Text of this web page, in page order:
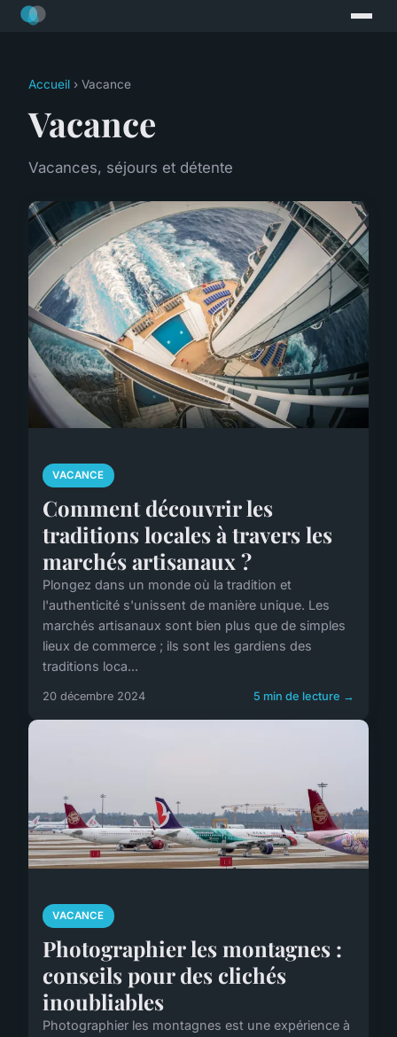
Accueil › Vacance
Vacance
Vacances, séjours et détente
VACANCE
Comment découvrir les
traditions locales à travers les
marchés artisanaux ?
Plongez dans un monde où la tradition et
l'authenticité s'unissent de manière unique. Les
marchés artisanaux sont bien plus que de simples
lieux de commerce ; ils sont les gardiens des
traditions loca...
20 décembre 2024 5 min de lecture →
VACANCE
Photographier les montagnes :
conseils pour des clichés
inoubliables
Photographier les montagnes est une expérience à